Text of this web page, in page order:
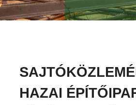
HAZAI